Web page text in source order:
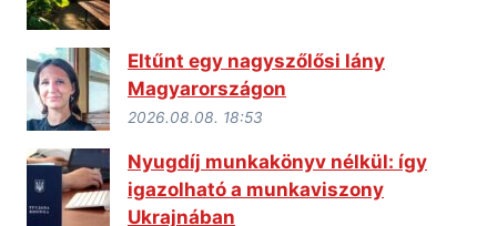
Eltűnt egy nagyszőlősi lány
Magyarországon
2026.08.08. 18:53
Nyugdíj munkakönyv nélkül: így
igazolható a munkaviszony
Ukrajnában